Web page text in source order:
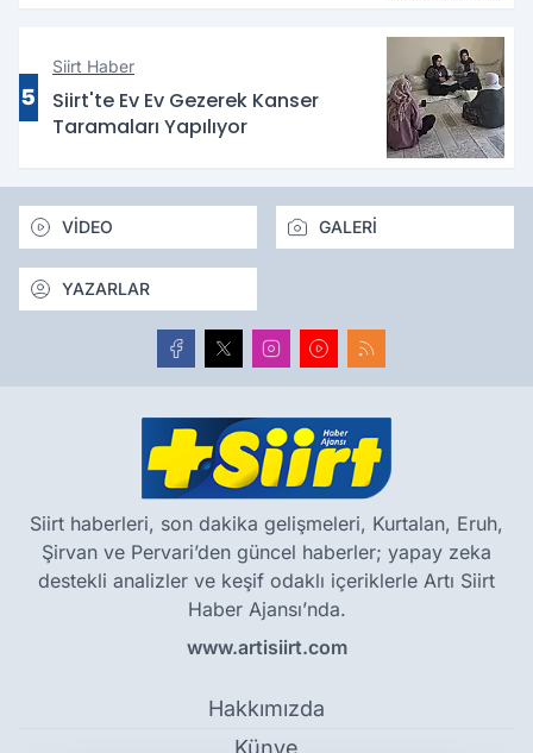
5
Siirt Haber
Siirt'te Ev Ev Gezerek Kanser
Taramaları Yapılıyor
VİDEO GALERİ
YAZARLAR
Siirt haberleri, son dakika gelişmeleri, Kurtalan, Eruh,
Şirvan ve Pervari’den güncel haberler; yapay zeka
destekli analizler ve keşif odaklı içeriklerle Artı Siirt
Haber Ajansı’nda.
www.artisiirt.com
Hakkımızda
Künye